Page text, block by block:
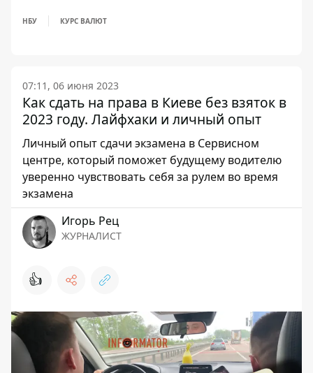
НБУ КУРС ВАЛЮТ
07:11, 06 июня 2023
Как сдать на права в Киеве без взяток в
2023 году. Лайфхаки и личный опыт
Личный опыт сдачи экзамена в Сервисном
центре, который поможет будущему водителю
уверенно чувствовать себя за рулем во время
экзамена
Игорь Рец
ЖУРНАЛИСТ
👍